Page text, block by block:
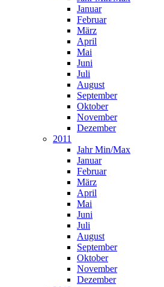
Januar
Februar
März
April
Mai
Juni
Juli
August
September
Oktober
November
Dezember
2011
Jahr Min/Max
Januar
Februar
März
April
Mai
Juni
Juli
August
September
Oktober
November
Dezember